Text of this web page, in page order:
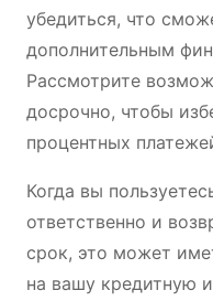
убедиться, что
дополнительным
Рассмотрите
досрочно, чтобы
процентных
Когда вы
ответственно и
срок, это может
на вашу кредитную